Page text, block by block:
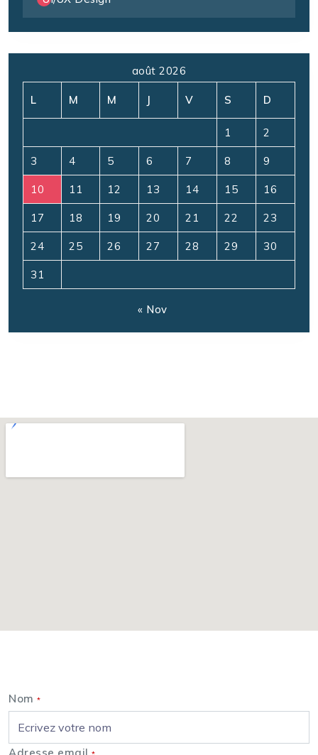
août 2026
L M M J V S D
1 2
3 4 5 6 7 8 9
10 11 12 13 14 15 16
17 18 19 20 21 22 23
24 25 26 27 28 29 30
31
« Nov
Nom *